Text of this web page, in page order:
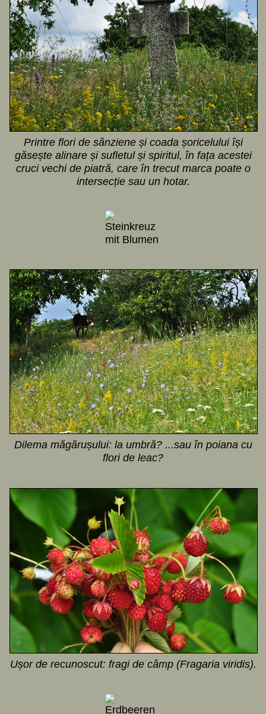
Printre flori de sânziene și coada șoricelului își
găsește alinare și sufletul și spiritul, în fața acestei
cruci vechi de piatră, care în trecut marca poate o
intersecție sau un hotar.
Dilema măgărușului: la umbră? ...sau în poiana cu
flori de leac?
Ușor de recunoscut: fragi de câmp (Fragaria viridis).